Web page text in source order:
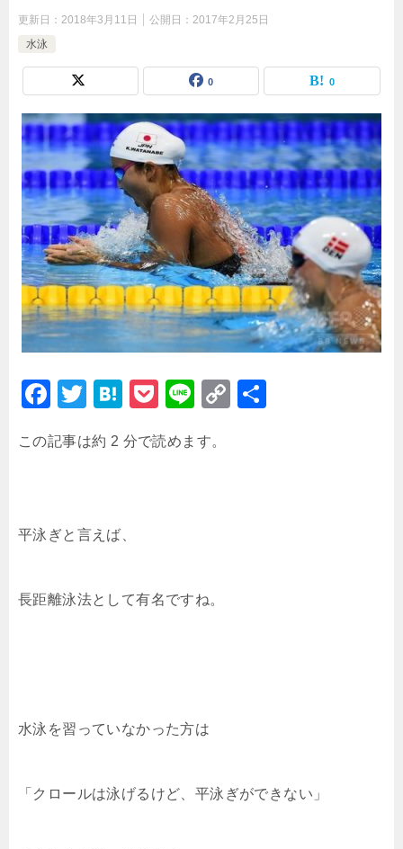
更新日： 2018年3月11日 公開日： 2017年2月25日
水泳
0 0
F
c
o
k
T
tt
H
e
P
c
Li
e
C
この記事は約 2 分で読めます。
平泳ぎと言えば、
長距離泳法として有名ですね。
水泳を習っていなかった方は
「クロールは泳げるけど、平泳ぎができない」